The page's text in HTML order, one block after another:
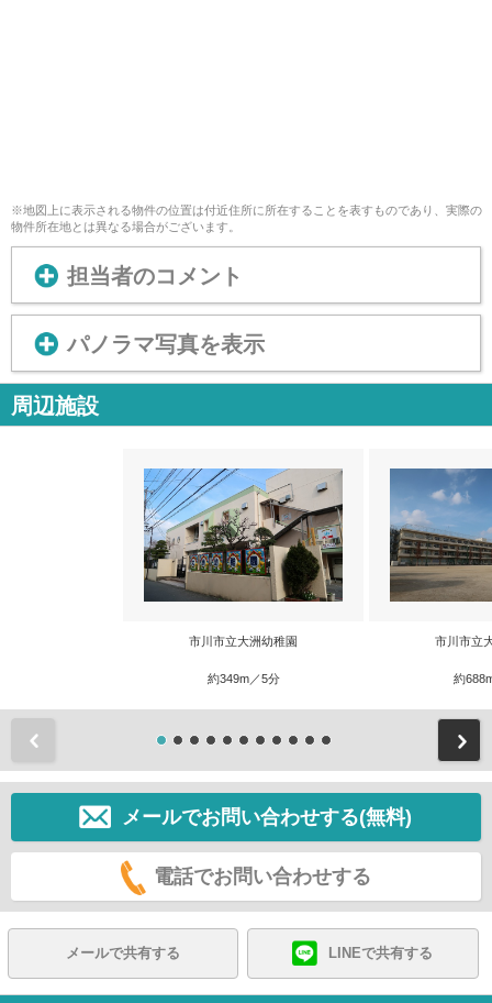
※地図上に表示される物件の位置は付近住所に所在することを表すものであり、実際の
物件所在地とは異なる場合がございます。
担当者のコメント
パノラマ写真を表示
周辺施設
市川市立大洲幼稚園
約349m／5分
市川市立
約
メールでお問い合わせする(無料)
電話でお問い合わせする
メールで共有する LINEで共有する